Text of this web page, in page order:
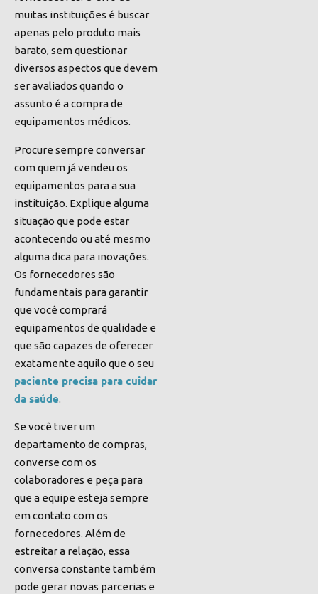
muitas instituições é buscar
apenas pelo produto mais
barato, sem questionar
diversos aspectos que devem
ser avaliados quando o
assunto é a compra de
equipamentos médicos.
Procure sempre conversar
com quem já vendeu os
equipamentos para a sua
instituição. Explique alguma
situação que pode estar
acontecendo ou até mesmo
alguma dica para inovações.
Os fornecedores são
fundamentais para garantir
que você comprará
equipamentos de qualidade e
que são capazes de oferecer
exatamente aquilo que o seu
paciente precisa para cuidar
da saúde.
Se você tiver um
departamento de compras,
converse com os
colaboradores e peça para
que a equipe esteja sempre
em contato com os
fornecedores. Além de
estreitar a relação, essa
conversa constante também
pode gerar novas parcerias e